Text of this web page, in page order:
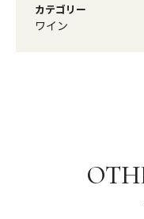
カテゴリー
ワイン